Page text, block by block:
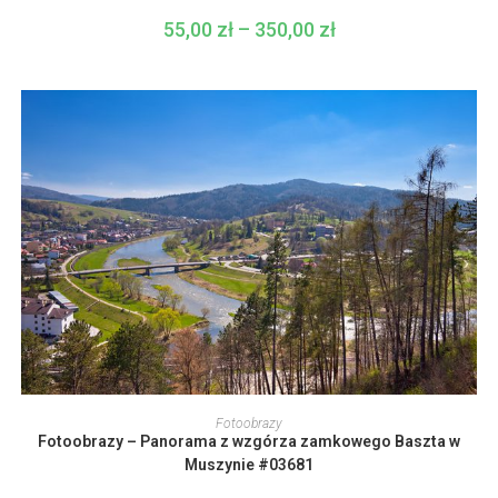
można
wybrać
produktu
55,00 zł – 350,00 złZakres
cen:
do
WYBIERZ OPCJE
produkt
ma
wiele
wariantów.
Fotoobrazy
Fotoobrazy – Panorama z wzgórza zamkowego Baszta w
Muszynie #03681